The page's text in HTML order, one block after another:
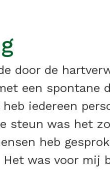
door de
een spontane
iedereen
steun was het
heb
was voor